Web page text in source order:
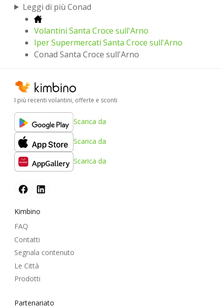
Leggi di più Conad
Volantini Santa Croce sull'Arno
Iper Supermercati Santa Croce sull'Arno
Conad Santa Croce sull'Arno
I più recenti volantini, offerte e sconti
Scarica da
Scarica da
Scarica da
Kimbino
FAQ
Contatti
Segnala contenuto
Le Città
Prodotti
Partenariato